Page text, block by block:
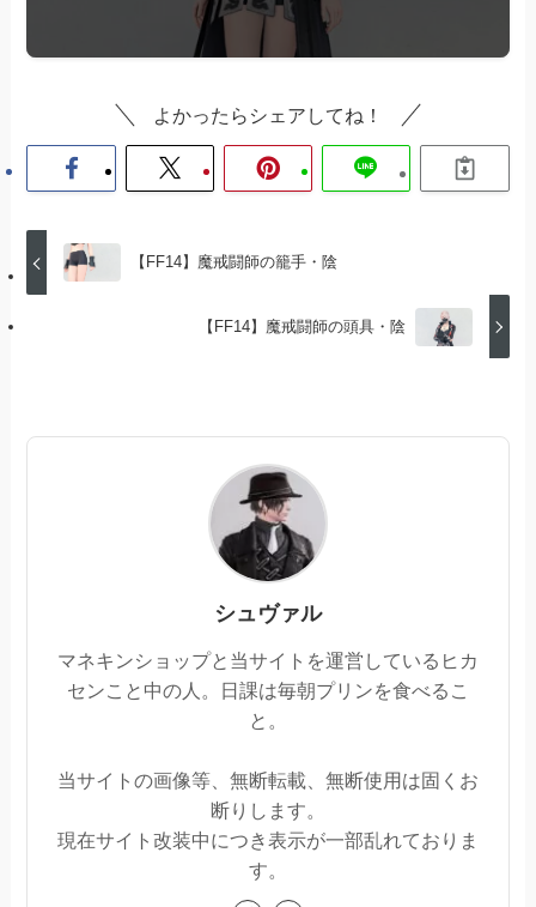
よかったらシェアしてね！
【FF14】魔戒闘師の籠手・陰
【FF14】魔戒闘師の頭具・陰
シュヴァル
マネキンショップと当サイトを運営しているヒカ
センこと中の人。日課は毎朝プリンを食べるこ
と。
当サイトの画像等、無断転載、無断使用は固くお
断りします。
現在サイト改装中につき表示が一部乱れておりま
す。